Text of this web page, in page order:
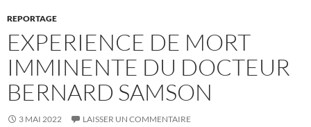
REPORTAGE
EXPERIENCE DE MORT
IMMINENTE DU DOCTEUR
BERNARD SAMSON
3 MAI 2022 LAISSER UN COMMENTAIRE